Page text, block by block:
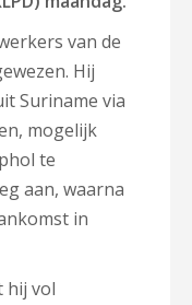
van de
Hij
Suriname via
mogelijk
te
aan, waarna
in
hij vol